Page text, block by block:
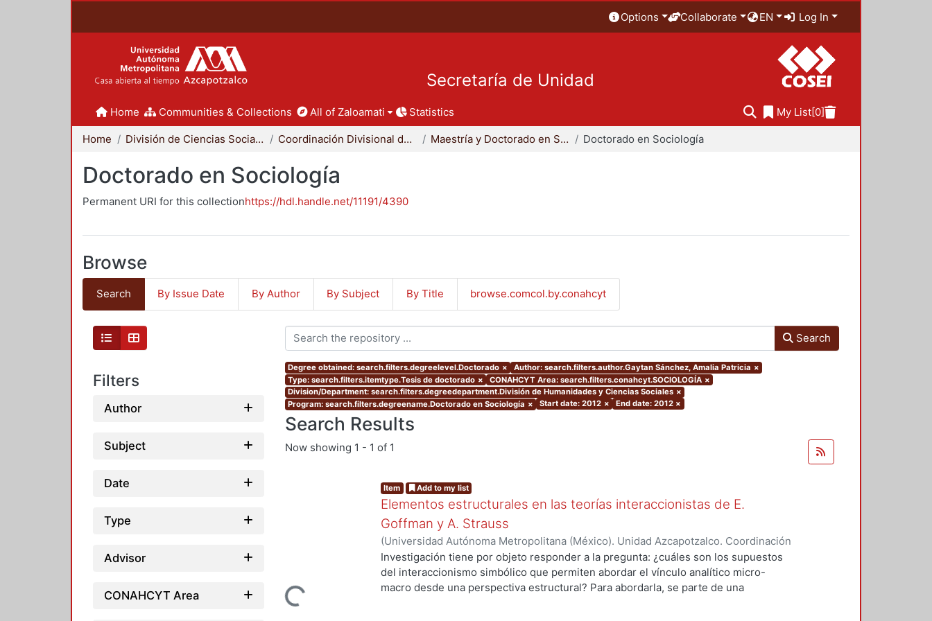
Options Collaborate EN Log In
Secretaría de Unidad
Home Communities & Collections All of Zaloamati Statistics My List[0]
Home División de Ciencias Sociales y Humanidades Coordinación Divisional de Posgrado Maestría y Doctorado en Sociología Doctorado en Sociología
Doctorado en Sociología
Permanent URI for this collectionhttps://hdl.handle.net/11191/4390
Browse
Search By Issue Date By Author By Subject By Title browse.comcol.by.conahcyt
Filters
Author
Subject
Date
Type
Advisor
CONAHCYT Area
Search
Degree obtained: search.filters.degreelevel.Doctorado × Author: search.filters.author.Gaytan Sánchez, Amalia Patricia ×
Type: search.filters.itemtype.Tesis de doctorado × CONAHCYT Area: search.filters.conahcyt.SOCIOLOGÍA ×
Division/Department: search.filters.degreedepartment.División de Humanidades y Ciencias Sociales ×
Program: search.filters.degreename.Doctorado en Sociología × Start date: 2012 × End date: 2012 ×
Search Results
Now showing 1 - 1 of 1
Loading...
Item Add to my list
Elementos estructurales en las teorías interaccionistas de E.
Goffman y A. Strauss
(Universidad Autónoma Metropolitana (México). Unidad Azcapotzalco. Coordinación
de Servicios de Información.,2012)Gaytan Sánchez, Amalia Patricia
Investigación tiene por objeto responder a la pregunta: ¿cuáles son los supuestos
del interaccionismo simbólico que permiten abordar el vínculo analítico micro-
macro desde una perspectiva estructural? Para abordarla, se parte de una